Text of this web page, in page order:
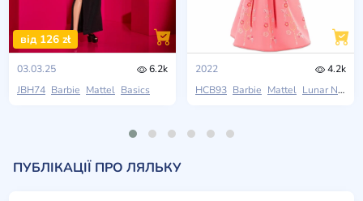
від 126 zł
03.03.25
6.2k
JBH74 Barbie Mattel Basics
2022
4.2k
HCB93 Barbie Mattel Lunar New Year
ПУБЛІКАЦІЇ ПРО ЛЯЛЬКУ